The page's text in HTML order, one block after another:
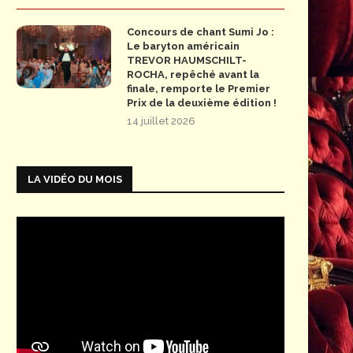
Concours de chant Sumi Jo :
Le baryton américain
TREVOR HAUMSCHILT-
ROCHA, repêché avant la
finale, remporte le Premier
Prix de la deuxième édition !
14 juillet 2026
LA VIDÉO DU MOIS